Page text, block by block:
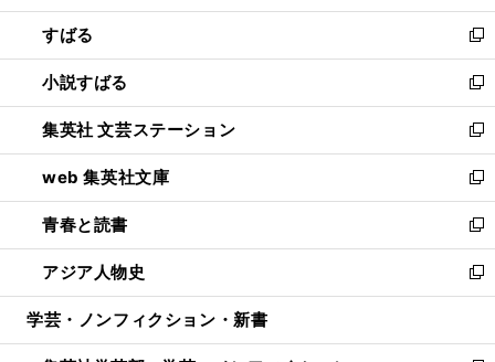
開
く
ウ
で
開
く
ン
ド
ウ
で
開
く
すばる
新
し
い
ウ
ィ
ン
ド
ウ
で
開
く
小説すばる
新
し
い
ウ
ィ
ン
ド
ウ
で
開
集英社 文芸ステーション
新
し
い
ウ
ィ
ン
ド
ウ
開
web 集英社文庫
新
し
い
ウ
ィ
ン
ウ
青春と読書
新
し
い
ウ
ン
アジア人物史
新
し
ウ
学芸・ノンフィクション・新書